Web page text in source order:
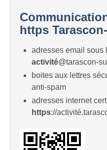
https
adresses email sous
activité@tarascon-
boites aux lettres
anti-spam
adresses internet
https://